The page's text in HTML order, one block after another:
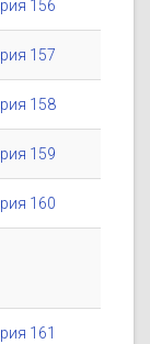
156
157
158
159
160
161